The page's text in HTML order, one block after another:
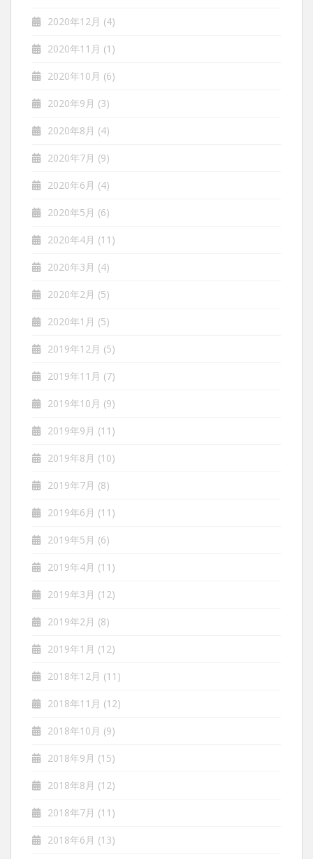
2020年12月 (4)
2020年11月 (1)
2020年10月 (6)
2020年9月 (3)
2020年8月 (4)
2020年7月 (9)
2020年6月 (4)
2020年5月 (6)
2020年4月 (11)
2020年3月 (4)
2020年2月 (5)
2020年1月 (5)
2019年12月 (5)
2019年11月 (7)
2019年10月 (9)
2019年9月 (11)
2019年8月 (10)
2019年7月 (8)
2019年6月 (11)
2019年5月 (6)
2019年4月 (11)
2019年3月 (12)
2019年2月 (8)
2019年1月 (12)
2018年12月 (11)
2018年11月 (12)
2018年10月 (9)
2018年9月 (15)
2018年8月 (12)
2018年7月 (11)
2018年6月 (13)